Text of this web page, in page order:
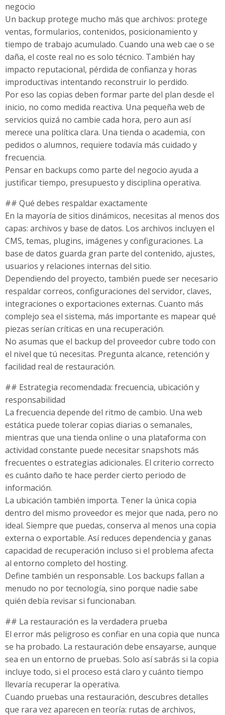
negocio
Un backup protege mucho más que archivos: protege
ventas, formularios, contenidos, posicionamiento y
tiempo de trabajo acumulado. Cuando una web cae o se
daña, el coste real no es solo técnico. También hay
impacto reputacional, pérdida de confianza y horas
improductivas intentando reconstruir lo perdido.
Por eso las copias deben formar parte del plan desde el
inicio, no como medida reactiva. Una pequeña web de
servicios quizá no cambie cada hora, pero aun así
merece una política clara. Una tienda o academia, con
pedidos o alumnos, requiere todavía más cuidado y
frecuencia.
Pensar en backups como parte del negocio ayuda a
justificar tiempo, presupuesto y disciplina operativa.
## Qué debes respaldar exactamente
En la mayoría de sitios dinámicos, necesitas al menos dos
capas: archivos y base de datos. Los archivos incluyen el
CMS, temas, plugins, imágenes y configuraciones. La
base de datos guarda gran parte del contenido, ajustes,
usuarios y relaciones internas del sitio.
Dependiendo del proyecto, también puede ser necesario
respaldar correos, configuraciones del servidor, claves,
integraciones o exportaciones externas. Cuanto más
complejo sea el sistema, más importante es mapear qué
piezas serían críticas en una recuperación.
No asumas que el backup del proveedor cubre todo con
el nivel que tú necesitas. Pregunta alcance, retención y
facilidad real de restauración.
## Estrategia recomendada: frecuencia, ubicación y
responsabilidad
La frecuencia depende del ritmo de cambio. Una web
estática puede tolerar copias diarias o semanales,
mientras que una tienda online o una plataforma con
actividad constante puede necesitar snapshots más
frecuentes o estrategias adicionales. El criterio correcto
es cuánto daño te hace perder cierto periodo de
información.
La ubicación también importa. Tener la única copia
dentro del mismo proveedor es mejor que nada, pero no
ideal. Siempre que puedas, conserva al menos una copia
externa o exportable. Así reduces dependencia y ganas
capacidad de recuperación incluso si el problema afecta
al entorno completo del hosting.
Define también un responsable. Los backups fallan a
menudo no por tecnología, sino porque nadie sabe
quién debía revisar si funcionaban.
## La restauración es la verdadera prueba
El error más peligroso es confiar en una copia que nunca
se ha probado. La restauración debe ensayarse, aunque
sea en un entorno de pruebas. Solo así sabrás si la copia
incluye todo, si el proceso está claro y cuánto tiempo
llevaría recuperar la operativa.
Cuando pruebas una restauración, descubres detalles
que rara vez aparecen en teoría: rutas de archivos,